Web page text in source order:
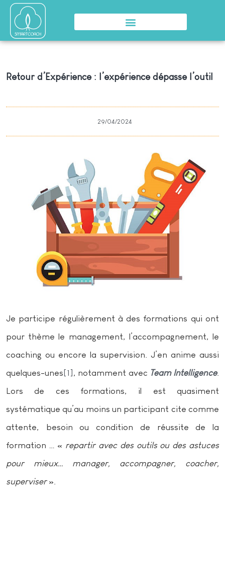
Retour d’Expérience : l’expérience dépasse l’outil
29/04/2024
Je participe régulièrement à des formations qui ont
pour thème le management, l’accompagnement, le
coaching ou encore la supervision. J’en anime aussi
quelques-unes [1] , notamment avec Team Intelligence.
Lors de ces formations, il est quasiment
systématique qu’au moins un participant cite comme
attente, besoin ou condition de réussite de la
formation … « repartir avec des outils ou des astuces
pour mieux… manager, accompagner, coacher,
superviser».